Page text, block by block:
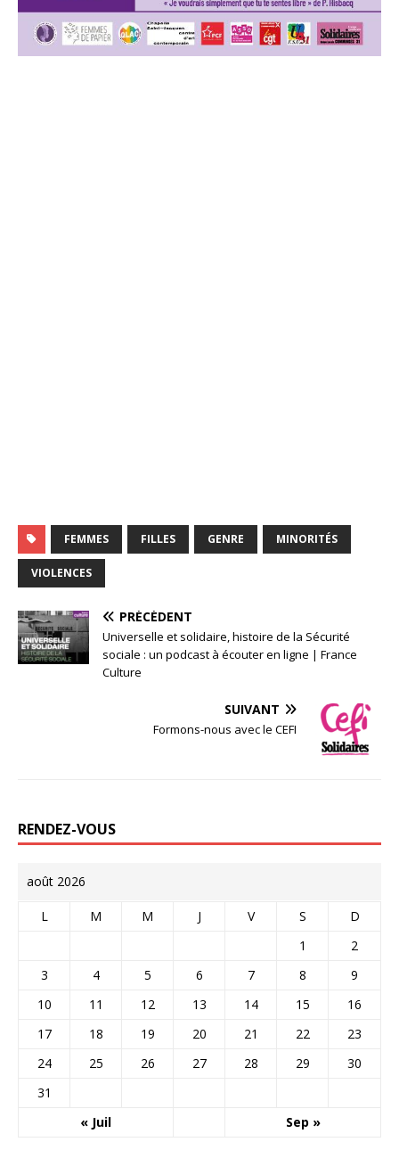
FEMMES FILLES GENRE MINORITÉS
VIOLENCES
PRÉCÉDENT
Universelle et solidaire, histoire de la Sécurité
sociale : un podcast à écouter en ligne | France
Culture
SUIVANT
Formons-nous avec le CEFI
RENDEZ-VOUS
août 2026
L M M J V S
D
1
2
3
4 5 6 7 8
9
10
11 12 13 14 15
16
17
18 19 20 21 22
23
24
25 26 27 28 29
30
31
« Juil
Sep »